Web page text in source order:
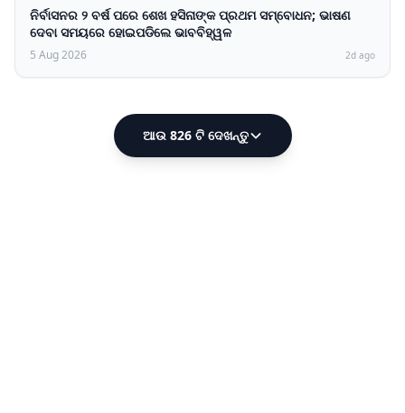
ନିର୍ବାସନର ୨ ବର୍ଷ ପରେ ଶେଖ ହସିନାଙ୍କ ପ୍ରଥମ ସମ୍ବୋଧନ; ଭାଷଣ
ଦେବା ସମୟରେ ହୋଇପଡିଲେ ଭାବବିହ୍ୱଳ
5 Aug 2026 2d ago
ଆଉ 826 ଟି ଦେଖନ୍ତୁ